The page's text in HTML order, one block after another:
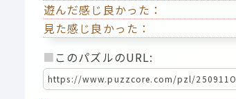
遊んだ感じ良かった：
見た感じ良かった：
■ このパズルのURL: